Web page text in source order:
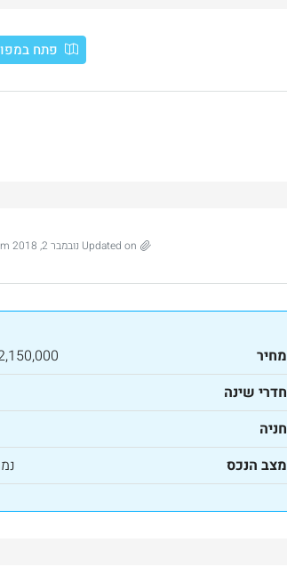
פתח
Updated on נובמבר 2, 2018 at 2:20 pm
מחיר
חדרי שינה
חניה
מצב הנכס